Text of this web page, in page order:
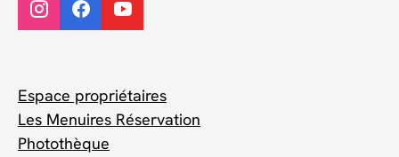
Espace propriétaires
Les Menuires Réservation
Photothèque